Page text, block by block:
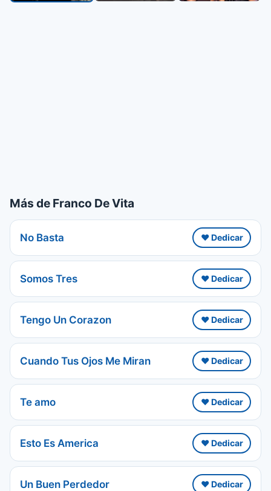
Más de Franco De Vita
No Basta ❤️ Dedicar
Somos Tres ❤️ Dedicar
Tengo Un Corazon ❤️ Dedicar
Cuando Tus Ojos Me Miran ❤️ Dedicar
Te amo ❤️ Dedicar
Esto Es America ❤️ Dedicar
Un Buen Perdedor ❤️ Dedicar